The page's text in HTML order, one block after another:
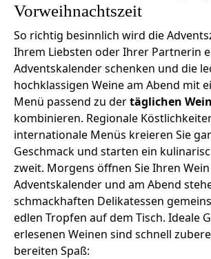
Vorweihnachtszeit
So richtig besinnlich wird die
Ihrem Liebsten oder Ihrer Partnerin
Adventskalender schenken und die
hochklassigen Weine am Abend mit
Menü passend zu dertäglichen
kombinieren. Regionale
internationale Menüs kreieren Sie
Geschmack und starten ein
zweit. Morgens öffnen Sie Ihren Wein
Adventskalender und am Abend
schmackhaften Delikatessen
edlen Tropfen auf dem Tisch. Ideale
erlesenen Weinen sind schnell
bereiten Spaß: